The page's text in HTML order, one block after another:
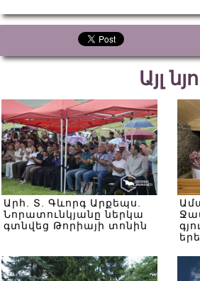
Այլ
Արհ. Տ. Գևորգ Արքեպս.
Նորատունկյանը ներկա
գտնվեց Թորիայի տոնին